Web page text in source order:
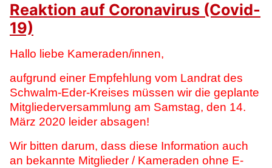
Reaktion auf Coronavirus (Covid-
19)
Hallo liebe Kameraden/innen,
aufgrund einer Empfehlung vom Landrat des
Schwalm-Eder-Kreises müssen wir die geplante
Mitgliederversammlung am Samstag, den 14.
März 2020 leider absagen!
Wir bitten darum, dass diese Information auch
an bekannte Mitglieder / Kameraden ohne E-